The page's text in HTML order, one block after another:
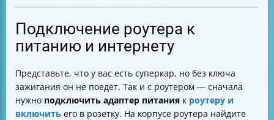
Подключение роутера к
питанию и интернету
Представьте, что у вас есть суперкар, но без ключа
зажигания он не поедет. Так и с роутером — сначала
нужно подключить адаптер питания к роутеру и
включить его в розетку. На корпусе роутера найдите